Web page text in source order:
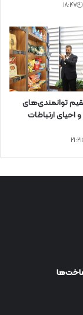
توانمندی‌های
احیای ارتباطات